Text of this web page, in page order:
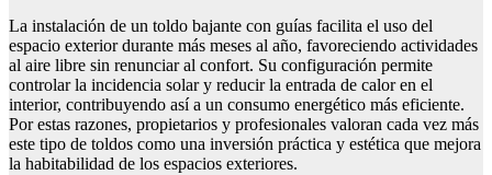
La instalación de un toldo bajante con guías facilita el uso del
espacio exterior durante más meses al año, favoreciendo actividades
al aire libre sin renunciar al confort. Su configuración permite
controlar la incidencia solar y reducir la entrada de calor en el
interior, contribuyendo así a un consumo energético más eficiente.
Por estas razones, propietarios y profesionales valoran cada vez más
este tipo de toldos como una inversión práctica y estética que mejora
la habitabilidad de los espacios exteriores.